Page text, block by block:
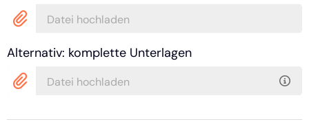
Datei hochladen
Alternativ: komplette Unterlagen
Datei hochladen